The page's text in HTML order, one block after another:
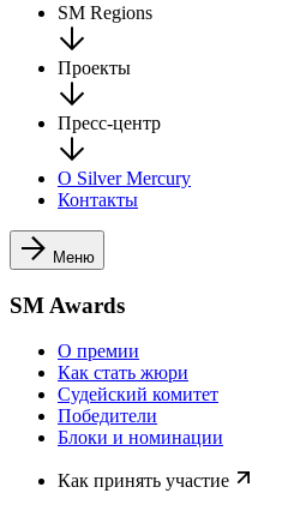
SM Regions
Проекты
Пресс-центр
О Silver Mercury
Контакты
Меню
SM Awards
О премии
Как стать жюри
Судейский комитет
Победители
Блоки и номинации
Как принять участие